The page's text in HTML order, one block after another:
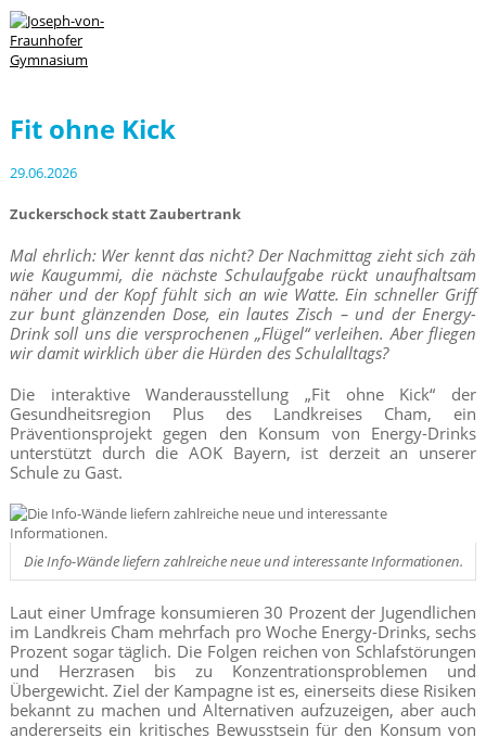
Fit ohne Kick
29.06.2026
Zuckerschock statt Zaubertrank
Mal ehrlich: Wer kennt das nicht? Der Nachmittag zieht sich zäh
wie Kaugummi, die nächste Schulaufgabe rückt unaufhaltsam
näher und der Kopf fühlt sich an wie Watte. Ein schneller Griff
zur bunt glänzenden Dose, ein lautes Zisch – und der Energy-
Drink soll uns die versprochenen „Flügel“ verleihen. Aber fliegen
wir damit wirklich über die Hürden des Schulalltags?
Die interaktive Wanderausstellung „Fit ohne Kick“ der
Gesundheitsregion Plus des Landkreises Cham, ein
Präventionsprojekt gegen den Konsum von Energy-Drinks
unterstützt durch die AOK Bayern, ist derzeit an unserer
Schule zu Gast.
Die Info-Wände liefern zahlreiche neue und interessante Informationen.
Laut einer Umfrage konsumieren 30 Prozent der Jugendlichen
im Landkreis Cham mehrfach pro Woche Energy-Drinks, sechs
Prozent sogar täglich. Die Folgen reichen von Schlafstörungen
und Herzrasen bis zu Konzentrationsproblemen und
Übergewicht. Ziel der Kampagne ist es, einerseits diese Risiken
bekannt zu machen und Alternativen aufzuzeigen, aber auch
andererseits ein kritisches Bewusstsein für den Konsum von